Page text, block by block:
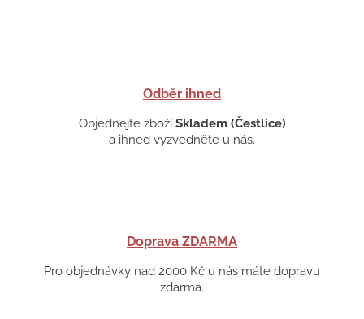
Odběr ihned
Objednejte zboží Skladem (Čestlice)
a ihned vyzvedněte u nás.
Doprava ZDARMA
Pro objednávky nad 2000 Kč u nás máte dopravu
zdarma.